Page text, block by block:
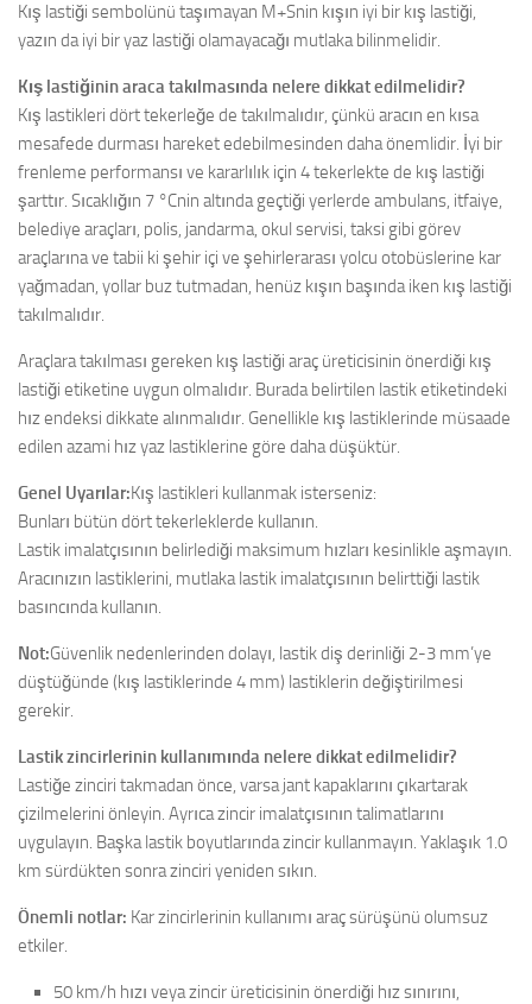
Kış lastiği sembolünü taşımayan M+Snin kışın iyi bir kış lastiği,
yazın da iyi bir yaz lastiği olamayacağı mutlaka bilinmelidir.
Kış lastiğinin araca takılmasında nelere dikkat edilmelidir?
Kış lastikleri dört tekerleğe de takılmalıdır, çünkü aracın en kısa
mesafede durması hareket edebilmesinden daha önemlidir. İyi bir
frenleme performansı ve kararlılık için 4 tekerlekte de kış lastiği
şarttır. Sıcaklığın 7 °Cnin altında geçtiği yerlerde ambulans, itfaiye,
belediye araçları, polis, jandarma, okul servisi, taksi gibi görev
araçlarına ve tabii ki şehir içi ve şehirlerarası yolcu otobüslerine kar
yağmadan, yollar buz tutmadan, henüz kışın başında iken kış lastiği
takılmalıdır.
Araçlara takılması gereken kış lastiği araç üreticisinin önerdiği kış
lastiği etiketine uygun olmalıdır. Burada belirtilen lastik etiketindeki
hız endeksi dikkate alınmalıdır. Genellikle kış lastiklerinde müsaade
edilen azami hız yaz lastiklerine göre daha düşüktür.
Genel Uyarılar:Kış lastikleri kullanmak isterseniz:
Bunları bütün dört tekerleklerde kullanın.
Lastik imalatçısının belirlediği maksimum hızları kesinlikle aşmayın.
Aracınızın lastiklerini, mutlaka lastik imalatçısının belirttiği lastik
basıncında kullanın.
Not:Güvenlik nedenlerinden dolayı, lastik diş derinliği 2-3 mm’ye
düştüğünde (kış lastiklerinde 4 mm) lastiklerin değiştirilmesi
gerekir.
Lastik zincirlerinin kullanımında nelere dikkat edilmelidir?
Lastiğe zinciri takmadan önce, varsa jant kapaklarını çıkartarak
çizilmelerini önleyin. Ayrıca zincir imalatçısının talimatlarını
uygulayın. Başka lastik boyutlarında zincir kullanmayın. Yaklaşık 1.0
km sürdükten sonra zinciri yeniden sıkın.
Önemli notlar: Kar zincirlerinin kullanımı araç sürüşünü olumsuz
etkiler.
50 km/h hızı veya zincir üreticisinin önerdiği hız sınırını,